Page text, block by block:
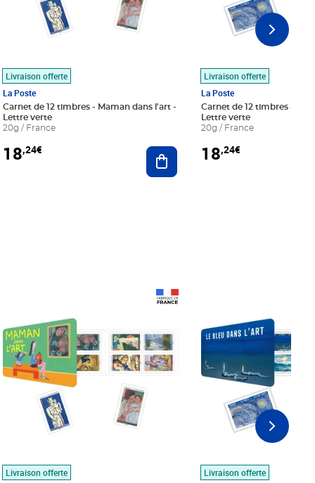
au panier
Livraison offerte
La Poste
Carnet de 12 timbres - Maman dans l'art -
Lettre verte
20g / France
18,24€ Ajouter au panier
Livraison offerte
La Poste
Carnet de 12 timbres - Le
Lettre verte
20g / France
18,24€
Livraison offerte
Livraison offerte